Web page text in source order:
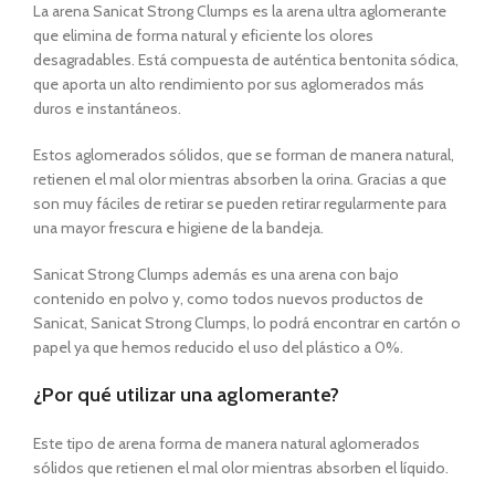
La arena Sanicat Strong Clumps es la arena ultra aglomerante
que elimina de forma natural y eficiente los olores
desagradables. Está compuesta de auténtica bentonita sódica,
que aporta un alto rendimiento por sus aglomerados más
duros e instantáneos.
Estos aglomerados sólidos, que se forman de manera natural,
retienen el mal olor mientras absorben la orina. Gracias a que
son muy fáciles de retirar se pueden retirar regularmente para
una mayor frescura e higiene de la bandeja.
Sanicat Strong Clumps además es una arena con bajo
contenido en polvo y, como todos nuevos productos de
Sanicat, Sanicat Strong Clumps, lo podrá encontrar en cartón o
papel ya que hemos reducido el uso del plástico a 0%.
¿Por qué utilizar una aglomerante?
Este tipo de arena forma de manera natural aglomerados
sólidos que retienen el mal olor mientras absorben el líquido.